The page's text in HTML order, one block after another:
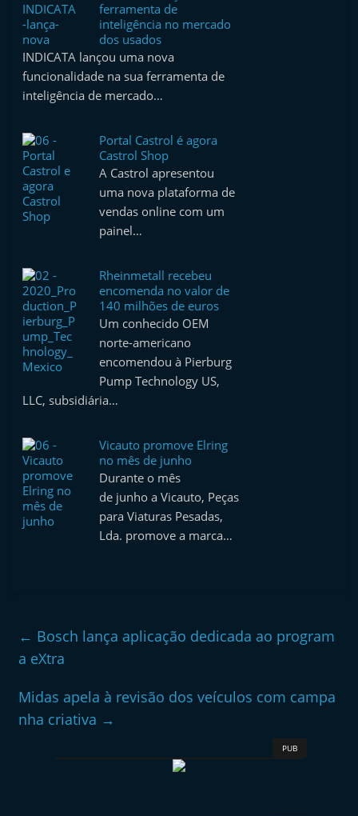
ferramenta de
inteligência no mercado
dos usados
INDICATA lançou uma nova
funcionalidade na sua ferramenta de
inteligência de mercado…
Portal Castrol é agora
Castrol Shop
A Castrol apresentou
uma nova plataforma de
vendas online com um
painel…
Rheinmetall recebeu
encomenda no valor de
140 milhões de euros
Um conhecido OEM
norte-americano
encomendou à Pierburg
Pump Technology US,
LLC, subsidiária…
Vicauto promove Elring
no mês de junho
Durante o mês
de junho a Vicauto, Peças
para Viaturas Pesadas,
Lda. promove a marca…
← Bosch lança aplicação dedicada ao program
a eXtra
Midas apela à revisão dos veículos com campa
nha criativa →
PUB